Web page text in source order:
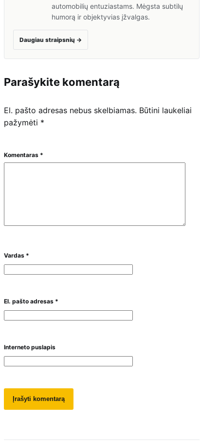
automobilių entuziastams. Mėgsta subtilų
humorą ir objektyvias įžvalgas.
Daugiau straipsnių →
Parašykite komentarą
El. pašto adresas nebus skelbiamas. Būtini laukeliai
pažymėti *
Komentaras *
Vardas *
El. pašto adresas *
Interneto puslapis